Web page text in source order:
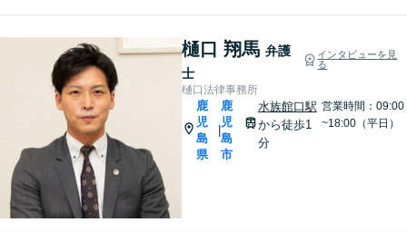
樋口 翔馬 弁護
士
インタビューを見
る
樋口法律事務所
鹿
児
島
県
|
鹿
児
島
市
水族館口駅
から徒歩1
分
営業時間：09:00
~18:00（平日）